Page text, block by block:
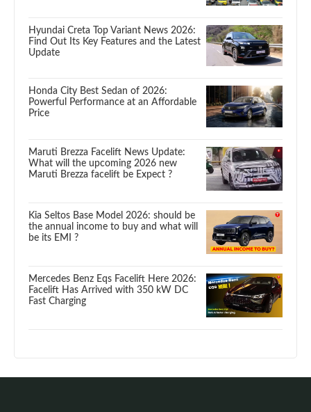
Hyundai Creta Top Variant News 2026:
Find Out Its Key Features and the Latest
Update
Honda City Best Sedan of 2026:
Powerful Performance at an Affordable
Price
Maruti Brezza Facelift News Update:
What will the upcoming 2026 new
Maruti Brezza facelift be Expect ?
Kia Seltos Base Model 2026: should be
the annual income to buy and what will
be its EMI ?
Mercedes Benz Eqs Facelift Here 2026:
Facelift Has Arrived with 350 kW DC
Fast Charging